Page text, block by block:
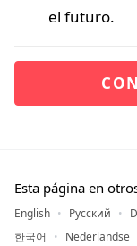
el futuro.
Esta página en
English Русский
한국어
Nederlandse